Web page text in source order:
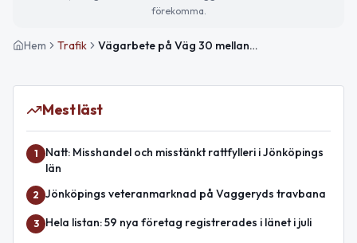
förekomma.
Hem Trafik Vägarbete på Väg 30 mellan Boda och Hokadal avslutat
Mest läst
1
Natt: Misshandel och misstänkt rattfylleri i Jönköpings
län
2 Jönköpings veteranmarknad på Vaggeryds travbana
3 Hela listan: 59 nya företag registrerades i länet i juli